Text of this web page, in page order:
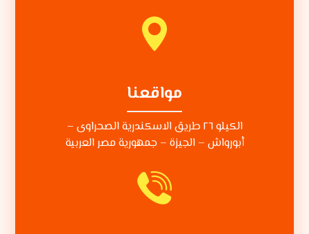
مواقعنا
الكيلو ٢٦ طريق الاسكندرية الصحراوى –
أبورواش – الجيزة – جمهورية مصر العربية